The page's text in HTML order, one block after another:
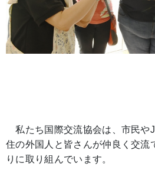
私たち国際交流協会は、市民や
住の外国人と皆さんが仲良く交流
りに取り組んでいます。